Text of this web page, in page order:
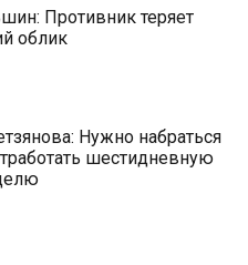
Противник теряет
облик
Нужно набраться
шестидневную